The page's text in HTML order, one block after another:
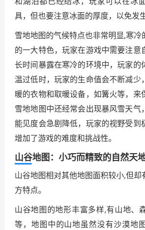
具，但也要注意冰面的厚度，以免发
雪地地图的气候特点也非常明显,寒冷
的一大特色，玩家在游戏中需要注意
长时间暴露在寒冷的环境中，玩家的
温过低时，玩家的生命值会不断减少
暖的衣物和取暖设备，如篝火等，来
雪地地图中还经常会出现暴风雪天气
能见度会急剧降低，玩家的视野受到
增加了游戏的难度和挑战性。
山谷地图：小巧而精致的自然天
山谷地图相对其他地图面积较小,但
方特点。
山谷地图的地形丰富多样,有山地、
等，地图中的山地虽然没有沙漠地